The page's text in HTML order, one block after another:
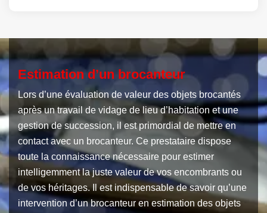
Estimation d’un brocanteur
Lors d’une évaluation de valeur des objets brocantés
après un travail de vidage de lieu d’habitation et une
gestion de succession, il est primordial de mettre en
contact avec un brocanteur. Ce prestataire dispose
toute la connaissance nécessaire pour estimer
intelligemment la juste valeur de vos encombrants ou
de vos héritages. Il est indispensable de savoir qu’une
intervention d’un brocanteur en estimation des objets